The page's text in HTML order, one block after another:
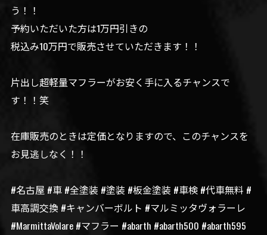
う！！
予約いただいた方は1万円引きの
税込み10万円で販売させていただきます！！
片出し超軽量マフラーがお安く手に入るチャンスで
す！！笑
在庫販売のときは定価となりますので、このチャンスを
お見逃しなく！！
#名古屋 #車 #全塗装 #塗装 #板金塗装 #車検 #代車無料 #
車高調交換 #キャンバーボルト #マルミッタヴォラーレ
#MarmittaVolare #マフラー #abarth #abarth500 #abarth595